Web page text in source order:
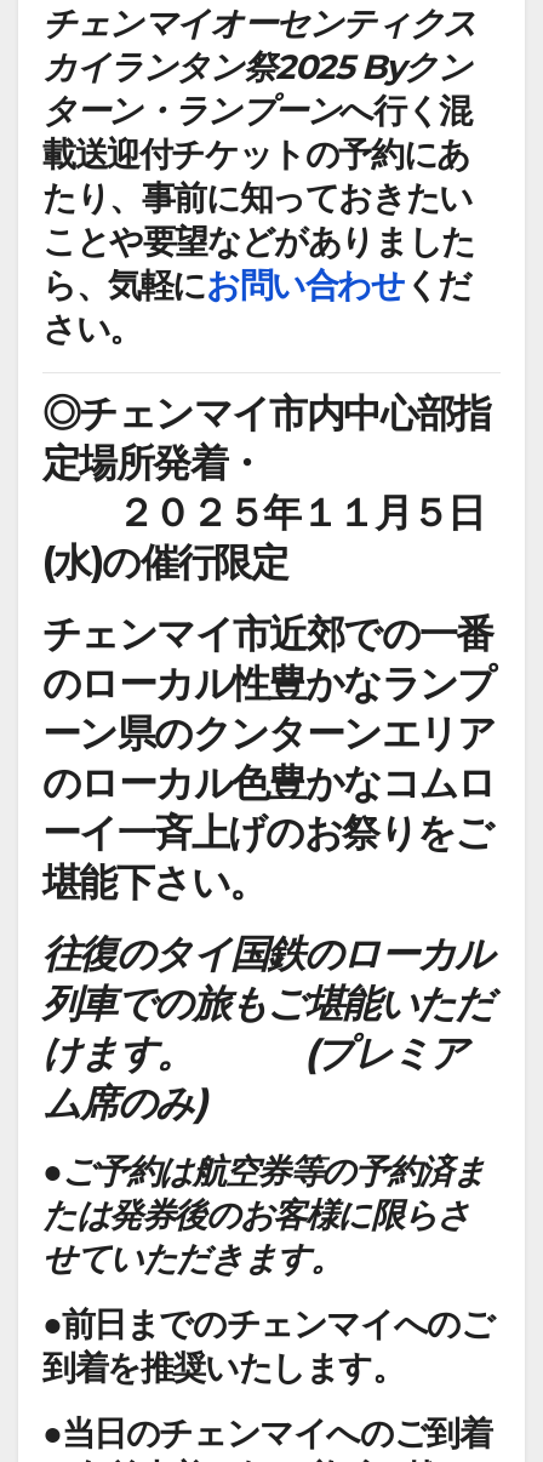
チェンマイオーセンティクス
カイランタン祭2025 Byクン
ターン・ランプーンへ行く混
載送迎付チケットの予約にあ
たり、事前に知っておきたい
ことや要望などがありました
ら、気軽にお問い合わせくだ
さい。
◎チェンマイ市内中心部指
定場所発着・
２０２５年１１月５日
(水)の催行限定
チェンマイ市近郊での一番
のローカル性豊かなランプ
ーン県のクンターンエリア
のローカル色豊かなコムロ
ーイ一斉上げのお祭りをご
堪能下さい。
往復のタイ国鉄のローカル
列車での旅もご堪能いただ
けます。 (プレミア
ム席のみ)
●ご予約は航空券等の予約済ま
たは発券後のお客様に限らさ
せていただきます。
●前日までのチェンマイへのご
到着を推奨いたします。
●当日のチェンマイへのご到着